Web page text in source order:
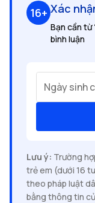
16+ Xác
Bạn cần từ
bình luận
Ngày sinh
Lưu ý: Trường
trẻ em (dưới 16
theo pháp luật
bằng thông tin